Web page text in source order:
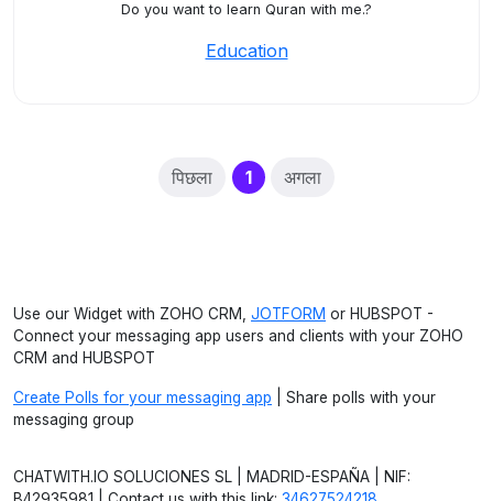
Do you want to learn Quran with me.?
Education
पिछला 1(current)
अगला
Use our Widget with ZOHO CRM, JOTFORM or HUBSPOT -
Connect your messaging app users and clients with your ZOHO
CRM and HUBSPOT
Create Polls for your messaging app | Share polls with your
messaging group
CHATWITH.IO SOLUCIONES SL | MADRID-ESPAÑA | NIF: